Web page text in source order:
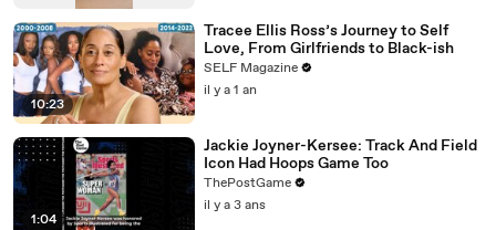
10:23
Tracee Ellis Ross’s Journey to Self
Love, From Girlfriends to Black-ish
SELF Magazine
il y a 1 an
1:04
Jackie Joyner-Kersee: Track And Field
Icon Had Hoops Game Too
ThePostGame
il y a 3 ans